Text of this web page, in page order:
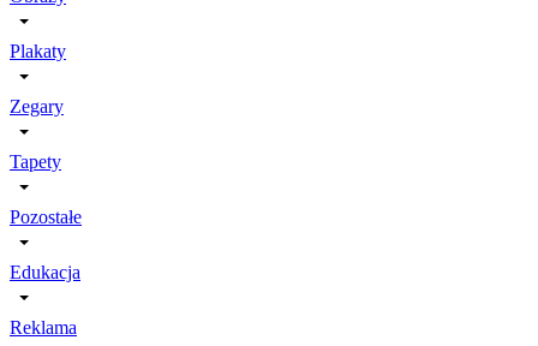
Plakaty
Zegary
Tapety
Pozostałe
Edukacja
Reklama